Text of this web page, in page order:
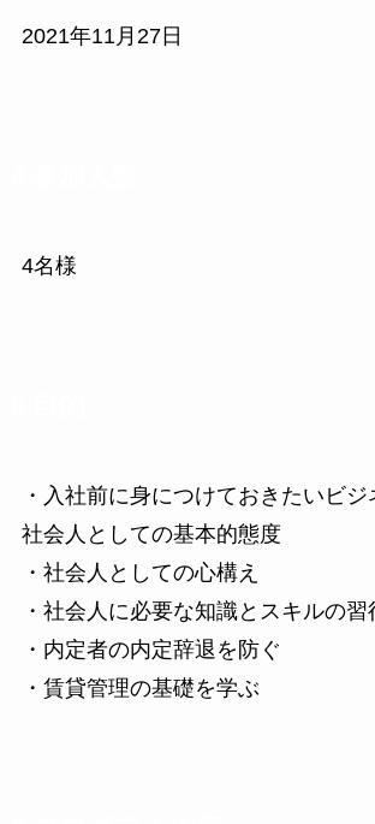
2021年11月27日
4名様
・入社前に身につけておきたいビ
社会人としての基本的態度
・社会人としての心構え
・社会人に必要な知識とスキルの習
・内定者の内定辞退を防ぐ
・賃貸管理の基礎を学ぶ